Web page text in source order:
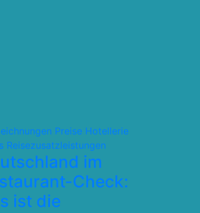
Preise Hotellerie
Reisezusatzleistungen
im
Check:
ist die